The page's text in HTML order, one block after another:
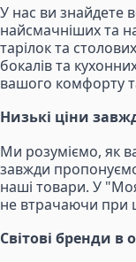
У нас ви знайдете
найсмачніших та
тарілок та
бокалів та
вашого комфорту
Низькі ціни
Ми розуміємо, як
завжди
наші товари. У
не втрачаючи при
Світові бренди в